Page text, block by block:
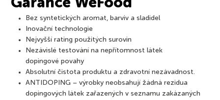
Garance WeFood
Bez syntetických aromat, barviv a sladidel
Inovační technologie
Nejvyšší rating použitých surovin
Nezávislé testování na nepřítomnost látek
dopingové povahy
Absolutní čistota produktu a zdravotní nezávadnost.
ANTIDOPING – výrobky neobsahují žádná rezidua
dopingových látek zařazených v seznamu zakázaných